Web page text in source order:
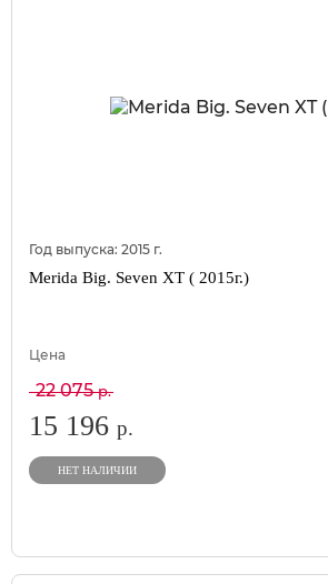
Год выпуска: 2015 г.
Merida Big. Seven XT ( 2015г.)
Цена
22 075р.
15 196 р.
НЕТ НАЛИЧИИ